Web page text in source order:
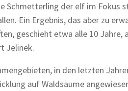
der elf im Fokus
Ein Ergebnis, das aber zu
geschieht etwa alle 10
Jelinek.
in den letzten
auf Waldsäume